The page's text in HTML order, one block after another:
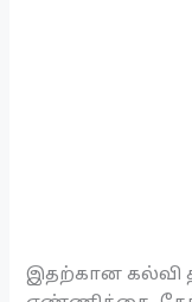
இதற்கான கல்வி